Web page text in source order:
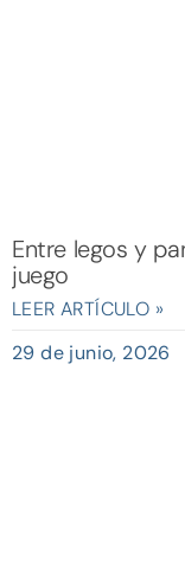
Entre legos y
juego
LEER ARTÍCULO »
29 de junio, 2026